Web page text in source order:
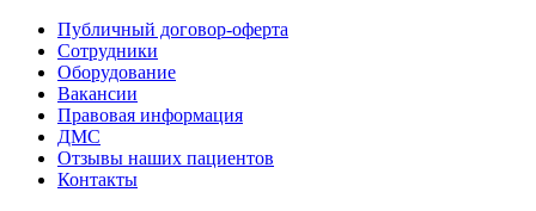
Публичный договор-оферта
Сотрудники
Оборудование
Вакансии
Правовая информация
ДМС
Отзывы наших пациентов
Контакты